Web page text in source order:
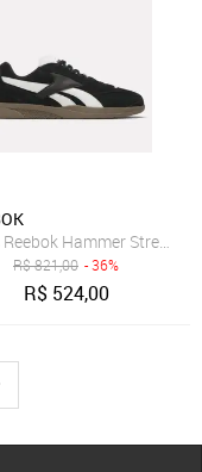
Grey 5
Reebok Hammer Street
R$821,00 - 36%
R$ 524,00